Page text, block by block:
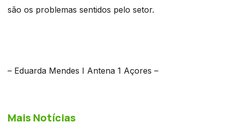
são os problemas sentidos pelo setor.
– Eduarda Mendes I Antena 1 Açores –
Mais Notícias